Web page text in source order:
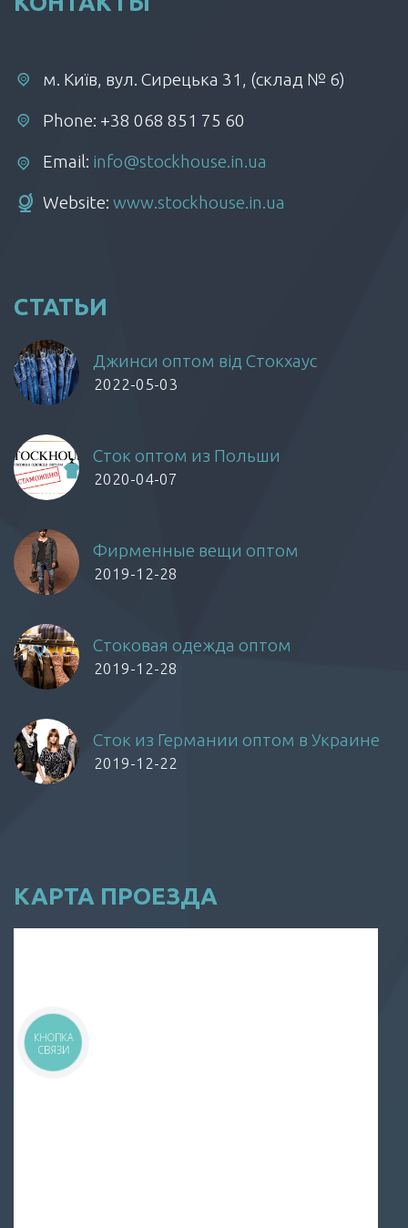
м. Київ, вул. Сирецька 31, (склад № 6)
Phone: +38 068 851 75 60
Email: info@stockhouse.in.ua
Website: www.stockhouse.in.ua
СТАТЬИ
Джинси оптом від Стокхаус
2022-05-03
Сток оптом из Польши
2020-04-07
Фирменные вещи оптом
2019-12-28
Стоковая одежда оптом
2019-12-28
Сток из Германии оптом в Украине
2019-12-22
КАРТА ПРОЕЗДА
КНОПКА
СВЯЗИ